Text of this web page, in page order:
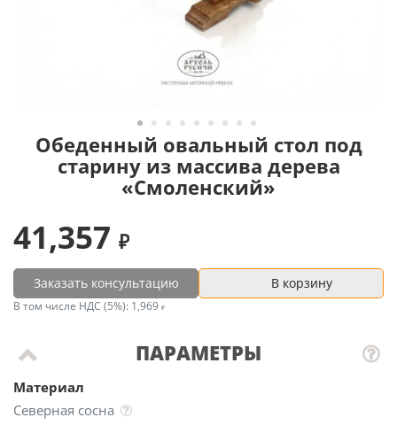
Обеденный овальный стол под
старину из массива дерева
«Смоленский»
ПАРАМЕТРЫ
Материал
Северная сосна
41,357
Заказать консультацию В корзину
В том числе НДС (5%): 1,969